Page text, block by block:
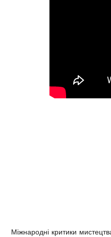
Міжнародні критики